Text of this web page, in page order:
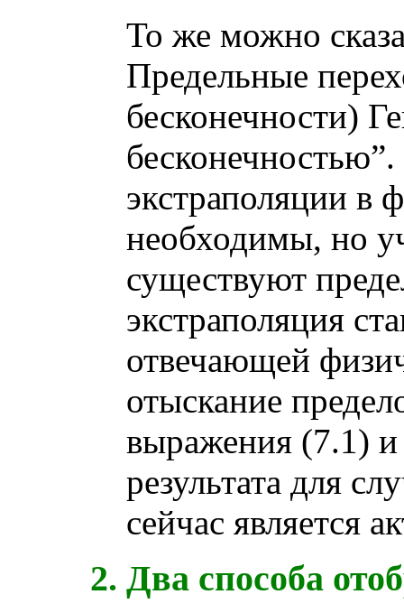
То же можно
Предельные
бесконечности)
экстраполяции в
необходимы, но
существуют
экстраполяция
отвечающей
отыскание
выражения (7.1) и
результата для
сейчас является
Два способа